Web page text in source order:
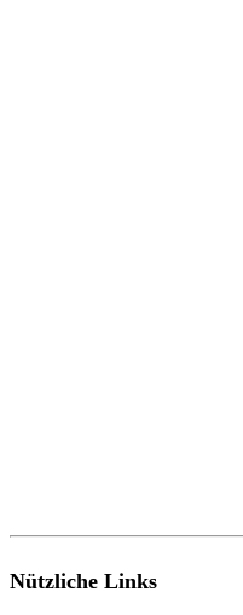
Nützliche Links